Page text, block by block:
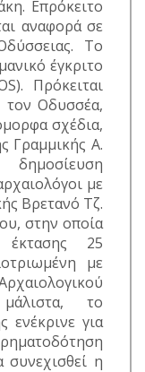
Επρόκειτο
αναφορά σε
Το
έγκριτο
Πρόκειται
τον Οδυσσέα,
σχέδια,
Γραμμικής Α.
με
Βρετανό Τζ.
στην οποία
έκτασης 25
με
το
ενέκρινε για
συνεχισθεί η